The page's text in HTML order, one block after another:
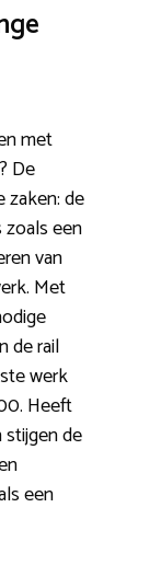
met
De
zaken: de
een
van
Met
de rail
werk
Heeft
de
een